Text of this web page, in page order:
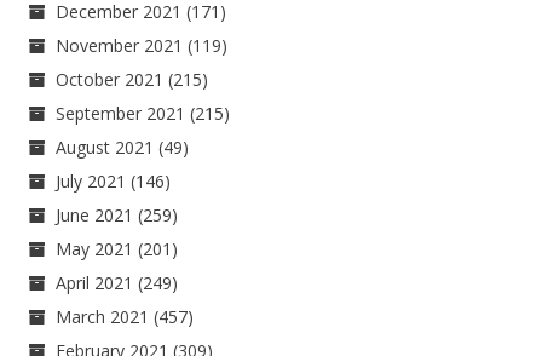
December 2021 (171)
November 2021 (119)
October 2021 (215)
September 2021 (215)
August 2021 (49)
July 2021 (146)
June 2021 (259)
May 2021 (201)
April 2021 (249)
March 2021 (457)
February 2021 (309)